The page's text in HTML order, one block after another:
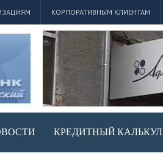
КОРПОРАТИВНЫМ КЛИЕНТАМ
КРЕДИТНЫЙ